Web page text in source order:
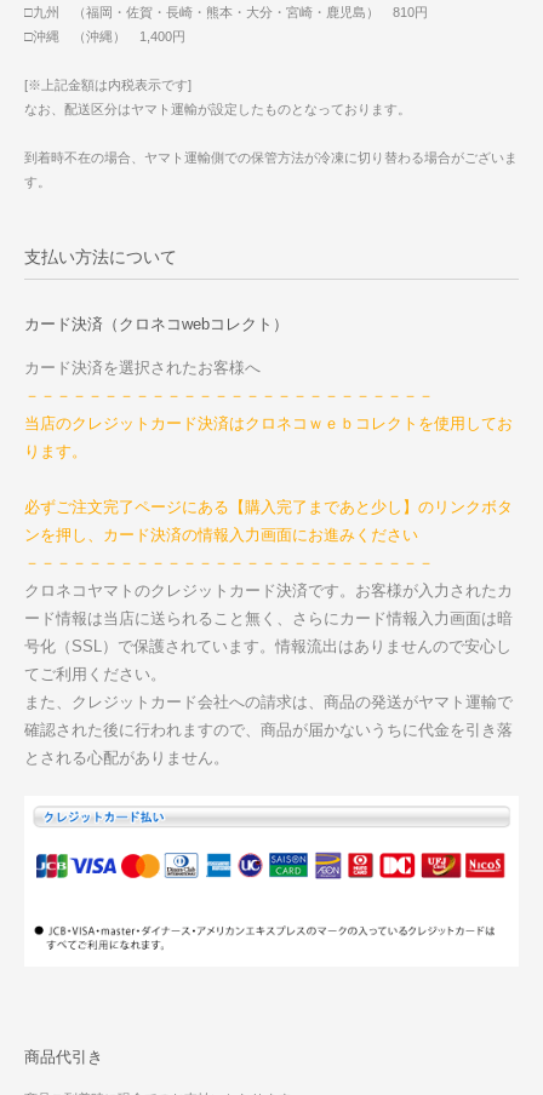
□九州 （福岡・佐賀・長崎・熊本・大分・宮崎・鹿児島） 810円
□沖縄 （沖縄） 1,400円
[※上記金額は内税表示です]
なお、配送区分はヤマト運輸が設定したものとなっております。
到着時不在の場合、ヤマト運輸側での保管方法が冷凍に切り替わる場合がございま
す。
支払い方法について
カード決済（クロネコwebコレクト）
カード決済を選択されたお客様へ
－－－－－－－－－－－－－－－－－－－－－－－－－－
当店のクレジットカード決済はクロネコｗｅｂコレクトを使用してお
ります。
必ずご注文完了ページにある【購入完了まであと少し】のリンクボタ
ンを押し、カード決済の情報入力画面にお進みください
－－－－－－－－－－－－－－－－－－－－－－－－－－
クロネコヤマトのクレジットカード決済です。お客様が入力されたカ
ード情報は当店に送られること無く、さらにカード情報入力画面は暗
号化（SSL）で保護されています。情報流出はありませんので安心し
てご利用ください。
また、クレジットカード会社への請求は、商品の発送がヤマト運輸で
確認された後に行われますので、商品が届かないうちに代金を引き落
とされる心配がありません。
商品代引き